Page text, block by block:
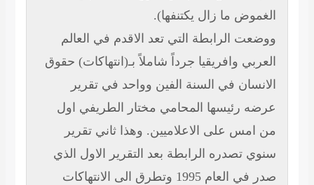
الغموض ما زال يكتنفها).
ووضعت الرابطة التي تعد الاقدم في العالم
العربي وافريقيا جرداً شاملاً بـ(انتهاكات) حقوق
الانسان في السنة الفين وواحد في تقرير
عرضه رئيسها المحامي مختار الطريفي اول
من امس على الاعلاميين. وهذا ثاني تقرير
سنوي تصدره الرابطة بعد التقرير الاول الذي
صدر في العام 1995 وتطرق الى الانتهاكات